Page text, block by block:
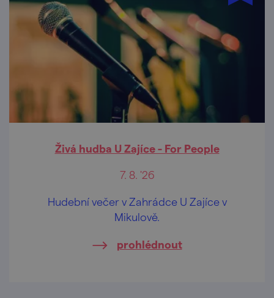
Živá hudba U Zajíce - For People
7. 8. '26
Hudební večer v Zahrádce U Zajíce v
Mikulově.
prohlédnout